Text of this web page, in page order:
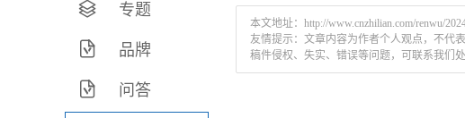
本文地址： http://www.cnzhilian.com/renwu/
友情提示：文章内容为作者个人观点，不代
稿件侵权、失实、错误等问题，可联系我们
专题
品牌
问答